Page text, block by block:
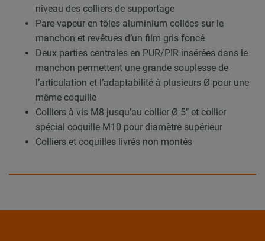
niveau des colliers de supportage
Pare-vapeur en tôles aluminium collées sur le
manchon et revêtues d’un film gris foncé
Deux parties centrales en PUR/PIR insérées dans le
manchon permettent une grande souplesse de
l’articulation et l’adaptabilité à plusieurs Ø pour une
même coquille
Colliers à vis M8 jusqu’au collier Ø 5’’ et collier
spécial coquille M10 pour diamètre supérieur
Colliers et coquilles livrés non montés